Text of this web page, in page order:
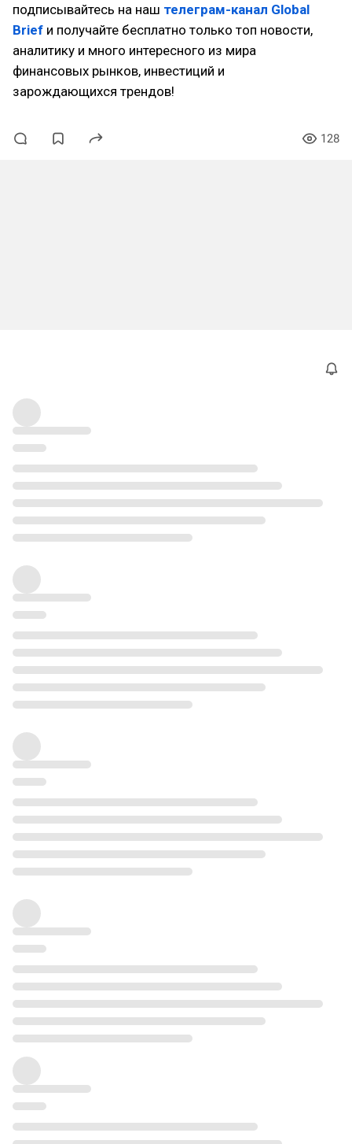
подписывайтесь на наш телеграм-канал Global
Brief и получайте бесплатно только топ новости,
аналитику и много интересного из мира
финансовых рынков, инвестиций и
зарождающихся трендов!
128